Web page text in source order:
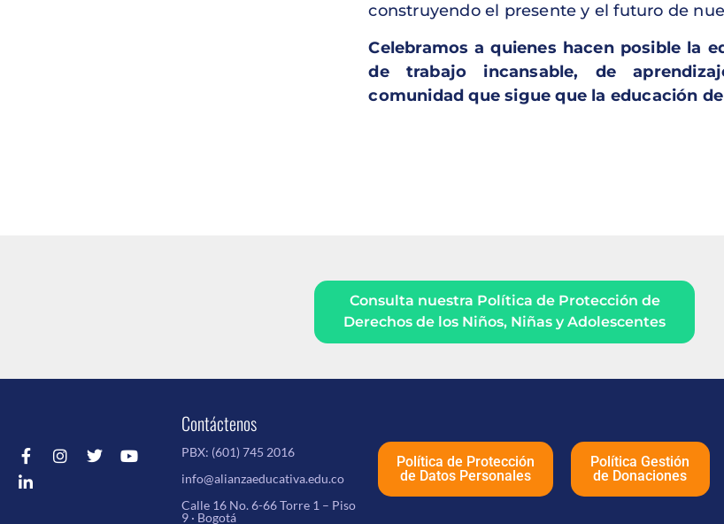
construyendo el presente y el futuro de
Celebramos a quienes hacen posible la
de trabajo incansable, de
comunidad que sigue que la educación
Consulta nuestra Política de Protección de
Derechos de los Niños, Niñas y Adolescentes
Contáctenos
PBX: (601) 745 2016
info@alianzaeducativa.edu.co
Calle 16 No. 6-66 Torre 1 – Piso
9 · Bogotá
Política de Protección
de Datos Personales
Política Gestión
de Donaciones